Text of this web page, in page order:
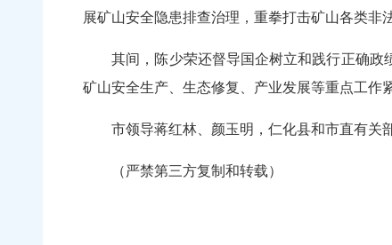
展矿山安全隐患排查治理，重拳打击矿山各类非
其间，陈少荣还督导国企树立和践行正确政
矿山安全生产、生态修复、产业发展等重点工作
市领导蒋红林、颜玉明，仁化县和市直有关
（严禁第三方复制和转载）